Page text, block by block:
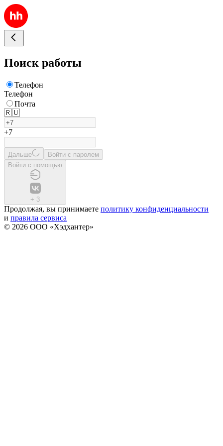
Поиск работы
Телефон
Телефон
Почта
🇷🇺
+7
Дальше
Войти с паролем
Войти с помощью
+ 3
Продолжая, вы принимаете политику конфиденциальности
и правила сервиса
© 2026 ООО «Хэдхантер»